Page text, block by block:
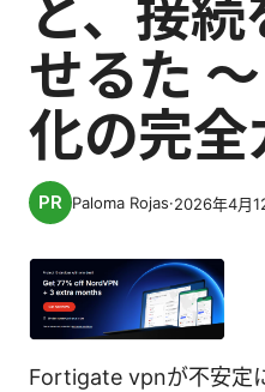
と、接
せるた
化の完全
Paloma Rojas·2026年4月
Fortigate vpnが不安定